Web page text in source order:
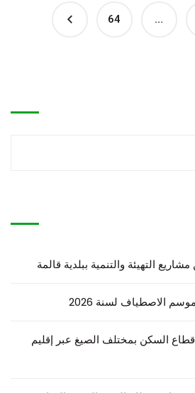
…
64
التهيئة والتنمية ببلدية قالمة
الاصطياف لسنة 2026
السكن بمختلف الصيغ عبر إقليم